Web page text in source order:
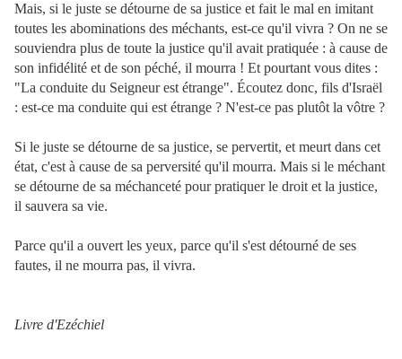
Mais, si le juste se détourne de sa justice et fait le mal en imitant
toutes les abominations des méchants, est-ce qu'il vivra ? On ne se
souviendra plus de toute la justice qu'il avait pratiquée : à cause de
son infidélité et de son péché, il mourra ! Et pourtant vous dites :
"La conduite du Seigneur est étrange". Écoutez donc, fils d'Israël
: est-ce ma conduite qui est étrange ? N'est-ce pas plutôt la vôtre ?
Si le juste se détourne de sa justice, se pervertit, et meurt dans cet
état, c'est à cause de sa perversité qu'il mourra. Mais si le méchant
se détourne de sa méchanceté pour pratiquer le droit et la justice,
il sauvera sa vie.
Parce qu'il a ouvert les yeux, parce qu'il s'est détourné de ses
fautes, il ne mourra pas, il vivra.
Livre d'Ezéchiel